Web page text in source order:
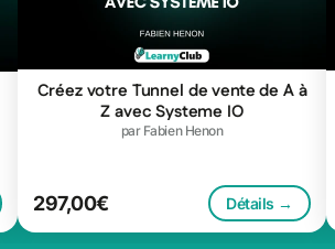
Créez votre Tunnel de vente de A à
Z avec Systeme IO
par Fabien Henon
297,00€ Détails →